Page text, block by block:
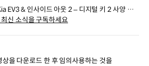
EV3 & 인사이드 아웃 2 – 디지털 키 2 사양 편 |
신 소식을 구독하세요
을 다운로드 한 후 임의사용하는 것을